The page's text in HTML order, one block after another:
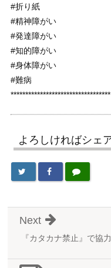
#折り紙
#精神障がい
#発達障がい
#知的障がい
#身体障がい
#難病
**********************************
よろしければシェ
『カタカナ禁止』で協
Next